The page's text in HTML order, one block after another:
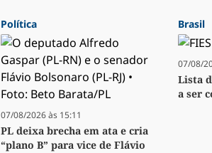
Política
07/08/2026 às 15:11
PL deixa brecha em ata e cria
“plano B” para vice de Flávio
Brasil
07/08/
Lista
a ser